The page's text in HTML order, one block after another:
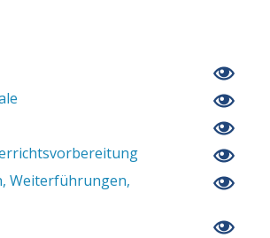
Weiterführungen,